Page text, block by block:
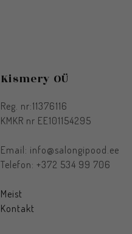
Kismery OÜ
Reg. nr:11376116
KMKR nr EE101154295
Email: info@salongipood.ee
Telefon: +372 534 99 706
Meist
Kontakt